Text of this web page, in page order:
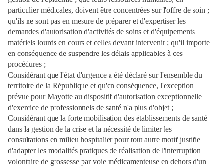
particulier médicales, doivent être concentrées sur l'offre de soin ;
qu'ils ne sont pas en mesure de préparer et d'expertiser les
demandes d'autorisation d'activités de soins et d'équipements
matériels lourds en cours et celles devant intervenir ; qu'il importe
en conséquence de suspendre les délais applicables à ces
procédures ;
Considérant que l'état d'urgence a été déclaré sur l'ensemble du
territoire de la République et qu'en conséquence, l'exception
prévue pour Mayotte au dispositif d'autorisation exceptionnelle
d'exercice de professionnels de santé n'a plus d'objet ;
Considérant que la forte mobilisation des établissements de santé
dans la gestion de la crise et la nécessité de limiter les
consultations en milieu hospitalier pour tout autre motif justifie
d'adapter les modalités pratiques de réalisation de l'interruption
volontaire de grossesse par voie médicamenteuse en dehors d'un